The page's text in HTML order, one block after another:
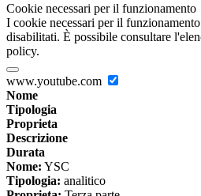
Cookie necessari per il funzionamento
I cookie necessari per il
disabilitati. È possibile consultare
policy.
www.youtube.com
Nome
Tipologia
Proprieta
Descrizione
Durata
Nome: YSC
Tipologia: analitico